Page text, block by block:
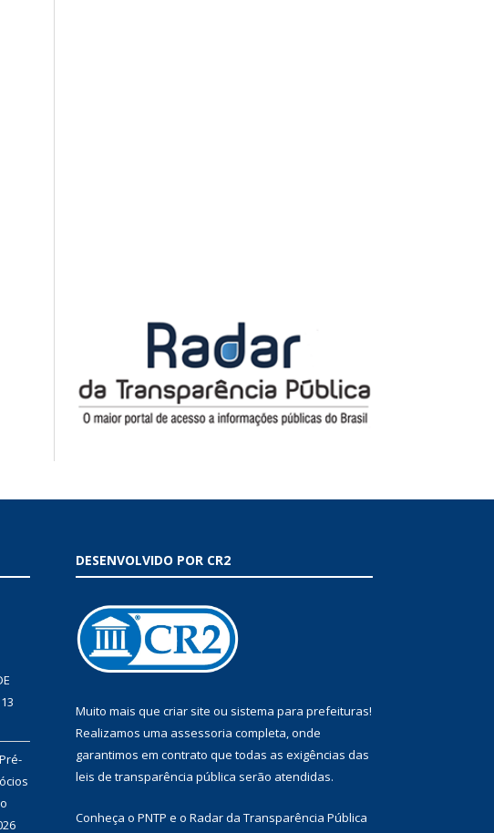
13
DESENVOLVIDO POR CR2
Muito mais que criar site ou sistema para prefeituras!
Realizamos uma assessoria completa, onde
garantimos em contrato que todas as exigências das
leis de transparência pública serão atendidas.
Conheça o PNTP e o Radar da Transparência Pública